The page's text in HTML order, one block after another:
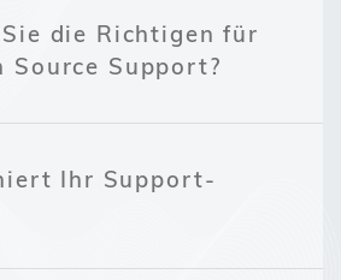
die Richtigen für
Source Support?
Ihr Support-